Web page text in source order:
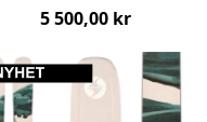
5 500,00 kr